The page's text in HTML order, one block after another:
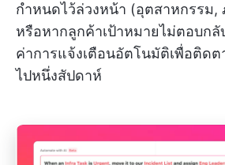
กำหนดไว้ล่วงหน้า (อุตสาหกรรม,
หรือหากลูกค้าเป้าหมายไม่ตอบก
ค่าการแจ้งเตือนอัตโนมัติเพื่อติด
ไปหนึ่งสัปดาห์